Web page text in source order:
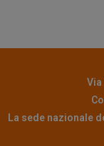
Via
La sede nazionale